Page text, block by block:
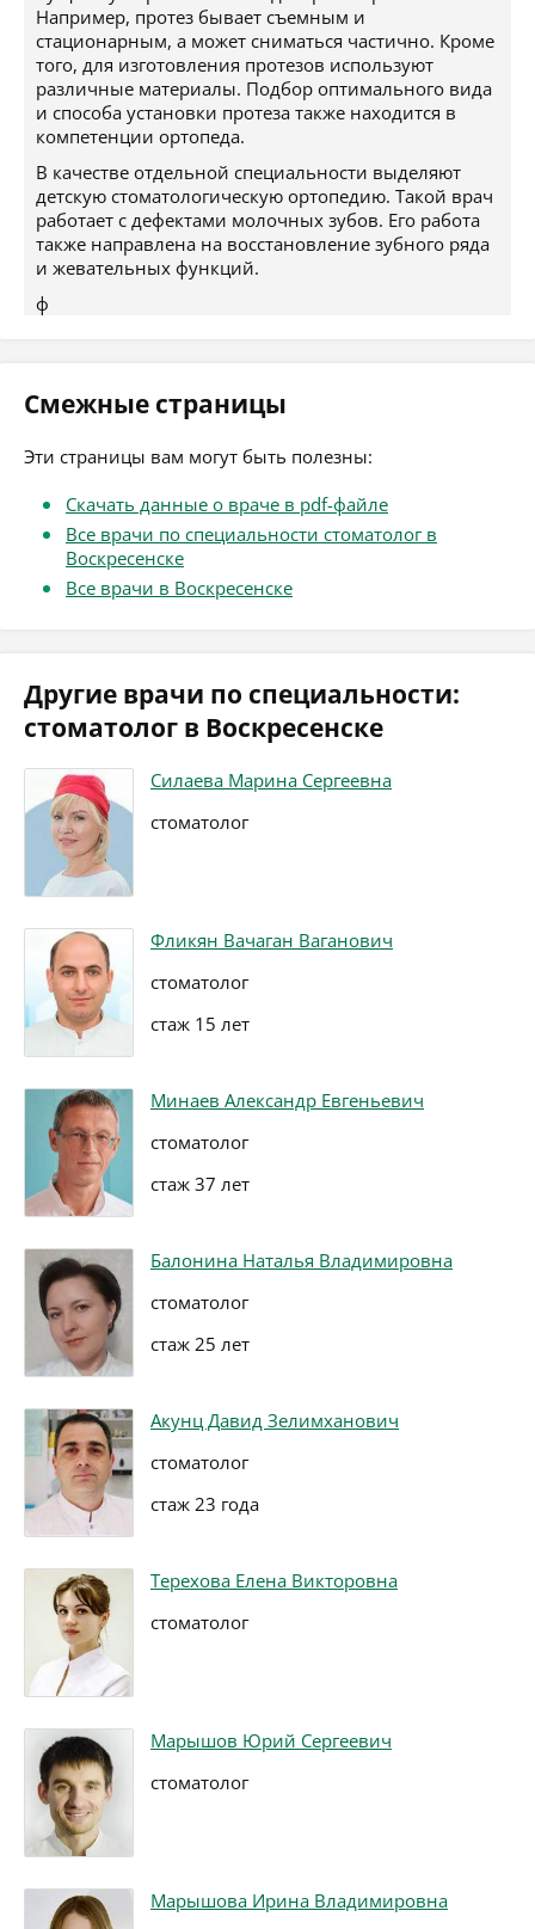
Например, протез бывает съемным и
стационарным, а может сниматься частично. Кроме
того, для изготовления протезов используют
различные материалы. Подбор оптимального вида
и способа установки протеза также находится в
компетенции ортопеда.
В качестве отдельной специальности выделяют
детскую стоматологическую ортопедию. Такой врач
работает с дефектами молочных зубов. Его работа
также направлена на восстановление зубного ряда
и жевательных функций.
ф
Смежные страницы
Эти страницы вам могут быть полезны:
Скачать данные о враче в pdf-файле
Все врачи по специальности стоматолог в
Воскресенске
Все врачи в Воскресенске
Другие врачи по специальности:
стоматолог в Воскресенске
Силаева Марина Сергеевна
стоматолог
Фликян Вачаган Ваганович
стоматолог
стаж 15 лет
Минаев Александр Евгеньевич
стоматолог
стаж 37 лет
Балонина Наталья Владимировна
стоматолог
стаж 25 лет
Акунц Давид Зелимханович
стоматолог
стаж 23 года
Терехова Елена Викторовна
стоматолог
Марышов Юрий Сергеевич
стоматолог
Марышова Ирина Владимировна